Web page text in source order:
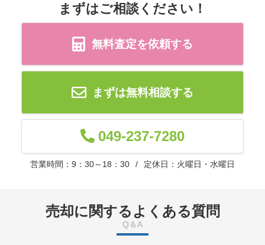
まずはご相談ください！
無料査定を依頼する
まずは無料相談する
049-237-7280
営業時間：9：30～18：30 定休日：火曜日・水曜日
売却に関するよくある質問
Q＆A